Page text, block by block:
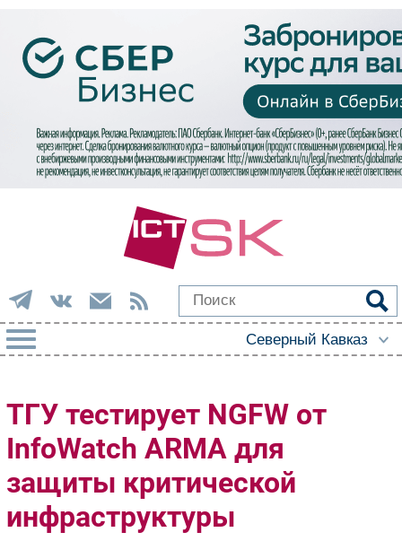
Импорто­замещение
Автоматизация Промышленности
Интернет
Мобильная связь
Фиксированная связь
ТГУ тестирует NGFW от
InfoWatch ARMA для
защиты критической
инфраструктуры